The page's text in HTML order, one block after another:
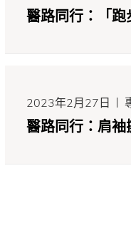
醫路同行：「
2023年2月27日
醫路同行：肩袖